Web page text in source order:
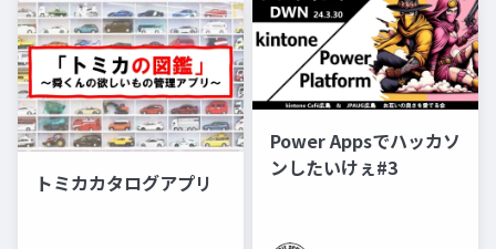
トミカカタログアプリ
Power Appsでハッカソ
ンしたいけぇ#3